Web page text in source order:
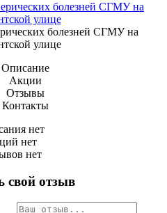
болезней СГМУ на
улице
Описание
Акции
Отзывы
Контакты
нет
нет
нет
свой отзыв